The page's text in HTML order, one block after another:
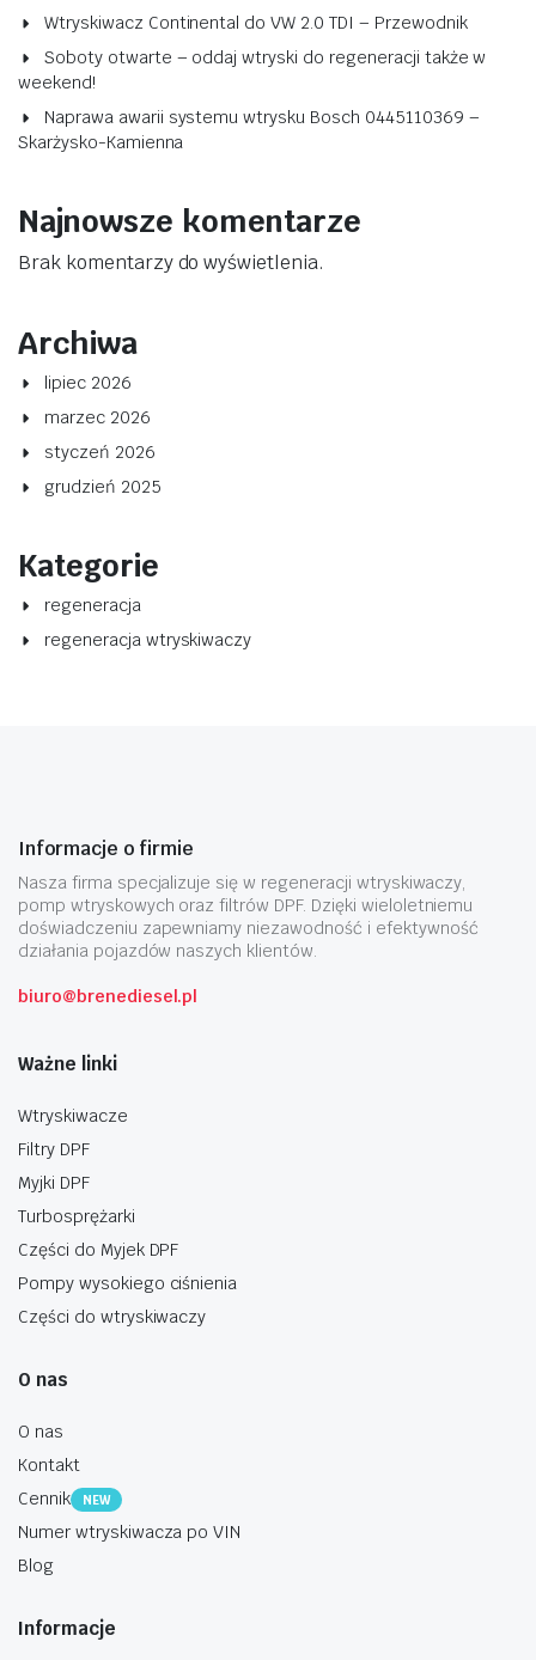
Wtryskiwacz Continental do VW 2.0 TDI – Przewodnik
Soboty otwarte – oddaj wtryski do regeneracji także w
weekend!
Naprawa awarii systemu wtrysku Bosch 0445110369 –
Skarżysko-Kamienna
Najnowsze komentarze
Brak komentarzy do wyświetlenia.
Archiwa
lipiec 2026
marzec 2026
styczeń 2026
grudzień 2025
Kategorie
regeneracja
regeneracja wtryskiwaczy
Informacje o firmie
Nasza firma specjalizuje się w regeneracji wtryskiwaczy,
pomp wtryskowych oraz filtrów DPF. Dzięki wieloletniemu
doświadczeniu zapewniamy niezawodność i efektywność
działania pojazdów naszych klientów.
biuro@brenediesel.pl
Ważne linki
Wtryskiwacze
Filtry DPF
Myjki DPF
Turbosprężarki
Części do Myjek DPF
Pompy wysokiego ciśnienia
Części do wtryskiwaczy
O nas
O nas
Kontakt
Cennik
NEW
Numer wtryskiwacza po VIN
Blog
Informacje